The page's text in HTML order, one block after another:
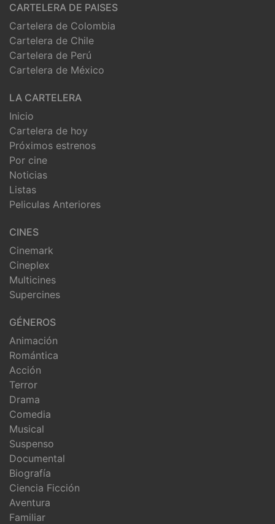
CARTELERA DE PAISES
Cartelera de Colombia
Cartelera de Chile
Cartelera de Perú
Cartelera de México
LA CARTELERA
Inicio
Cartelera de hoy
Próximos estrenos
Por cine
Noticias
Listas
Peliculas Anteriores
CINES
Cinemark
Cineplex
Multicines
Supercines
GÉNEROS
Animación
Romántica
Acción
Terror
Drama
Comedia
Musical
Suspenso
Documental
Biografía
Ciencia Ficción
Aventura
Familiar